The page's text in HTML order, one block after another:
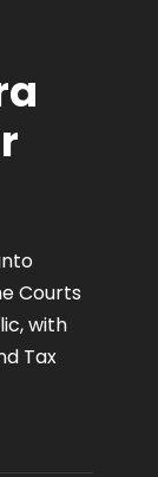
Courts
with
Tax